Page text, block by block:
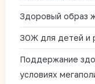
Здоровый образ
ЗОЖ для детей и
Поддержание
условиях